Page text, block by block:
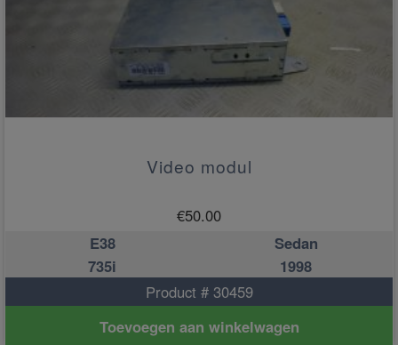
Video modul
€50.00
E38
Sedan
735i
1998
Product # 30459
Toevoegen aan winkelwagen